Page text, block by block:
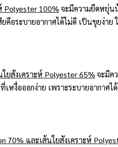
Polyester 100% จะมีความยืดหยุ่น
อระบายอากาศได้ไม่ดี เป็นขุยง่าย
ยสังเคราะห์ Polyester 65% จะมีค
งื่อออกง่าย เพราะระบายอากาศไ
70% และเส้นใยสังเคราะห์